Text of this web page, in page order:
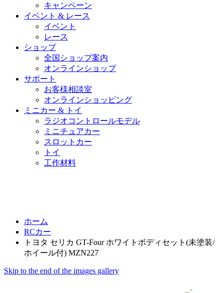
キャンペーン
イベント & レース
イベント
レース
ショップ
全国ショップ案内
オンラインショップ
サポート
お客様相談室
オンラインショッピング
ミニカー & トイ
ラジオコントロールモデル
ミニチュアカー
スロットカー
トイ
工作材料
ホーム
RCカー
トヨタ セリカ GT-Four ホワイトボディセット(未塗装/
ホイール付) MZN227
Skip to the end of the images gallery